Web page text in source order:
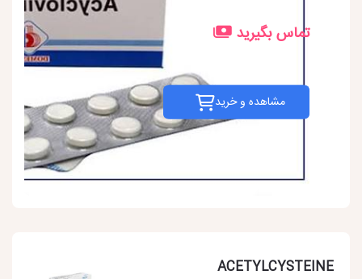
تماس بگیرید
مشاهده و خرید
ACETYLCYSTEINE